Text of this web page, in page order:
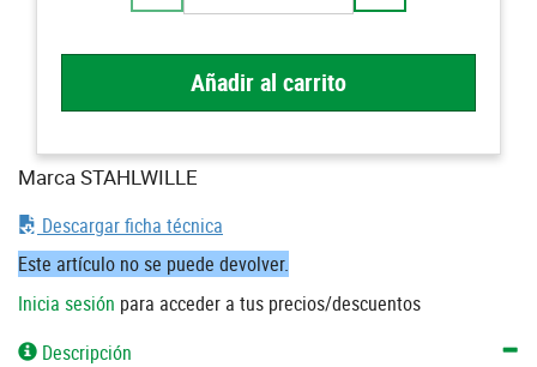
Añadir al carrito
Marca STAHLWILLE
Descargar ficha técnica
Este artículo no se puede devolver.
Inicia sesión para acceder a tus precios/descuentos
Descripción